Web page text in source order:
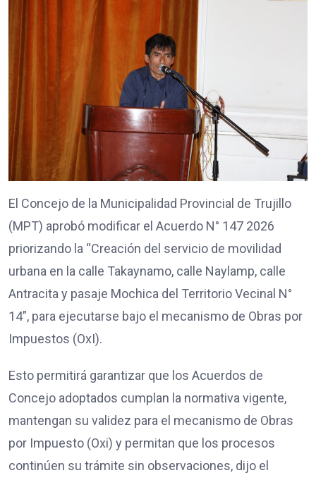
El Concejo de la Municipalidad Provincial de Trujillo
(MPT) aprobó modificar el Acuerdo N° 147 2026
priorizando la “Creación del servicio de movilidad
urbana en la calle Takaynamo, calle Naylamp, calle
Antracita y pasaje Mochica del Territorio Vecinal N°
14”, para ejecutarse bajo el mecanismo de Obras por
Impuestos (OxI).
Esto permitirá garantizar que los Acuerdos de
Concejo adoptados cumplan la normativa vigente,
mantengan su validez para el mecanismo de Obras
por Impuesto (Oxi) y permitan que los procesos
continúen su trámite sin observaciones, dijo el